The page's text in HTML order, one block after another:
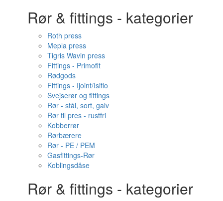
Rør & fittings - kategorier
Roth press
Mepla press
Tigris Wavin press
Fittings - Primofit
Rødgods
Fittings - Ijoint/Isiflo
Svejserør og fittings
Rør - stål, sort, galv
Rør til pres - rustfri
Kobberrør
Rørbærere
Rør - PE / PEM
Gasfittings-Rør
Koblingsdåse
Rør & fittings - kategorier